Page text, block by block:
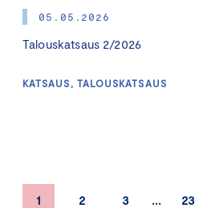
05.05.2026
Talouskatsaus 2/2026
KATSAUS, TALOUSKATSAUS
1 2 3 23